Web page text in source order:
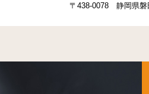
〒438-0078 静岡県磐